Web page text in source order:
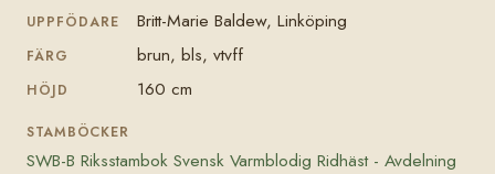
UPPFÖDARE Britt-Marie Baldew, Linköping
FÄRG brun, bls, vtvff
HÖJD 160 cm
STAMBÖCKER
SWB-B Riksstambok Svensk Varmblodig Ridhäst - Avdelning